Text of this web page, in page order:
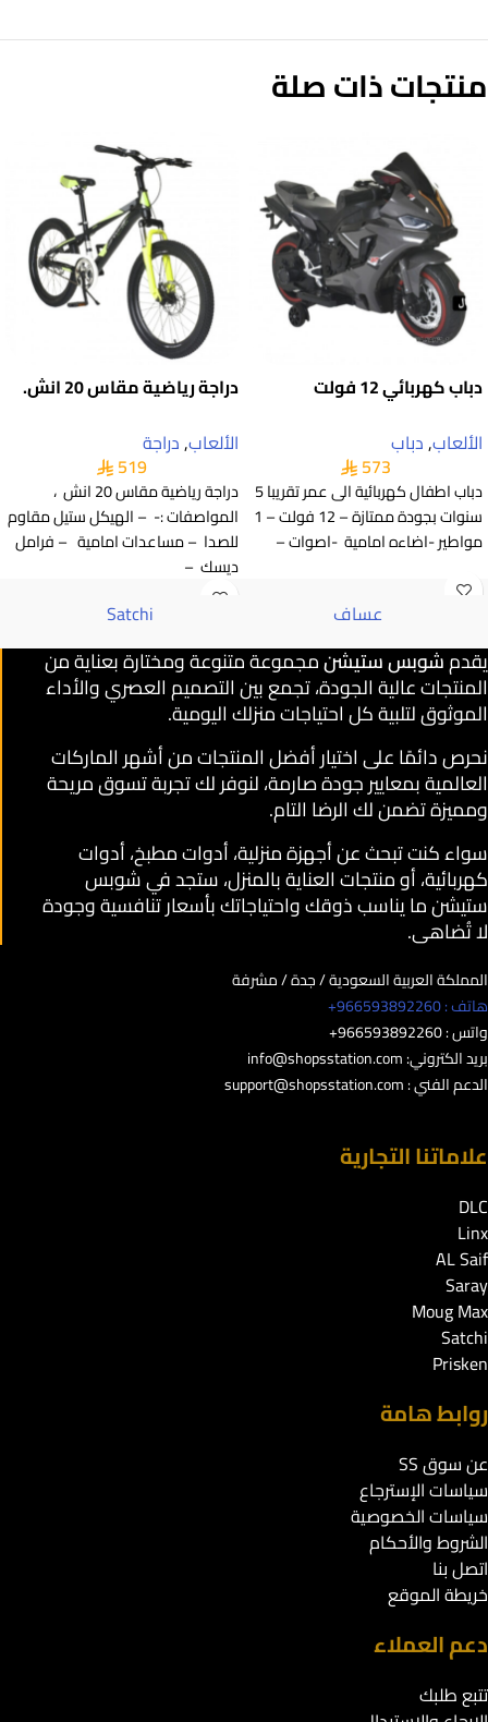
منتجات ذات صلة
دباب كهربائي 12 فولت
الألعاب,دباب
573
دباب اطفال كهربائية الى عمر تقريبا 5
سنوات بجودة ممتازة – 12 فولت – 1
مواطير -اضاءه امامية -اصوات –
دراجة رياضية مقاس 20 انش.
الألعاب,دراجة
519
دراجة رياضية مقاس 20 انش ،
المواصفات :- – الهيكل ستيل مقاوم
للصدا – مساعدات امامية – فرامل
ديسك –
عساف Satchi
يقدمشوبس ستيشنمجموعة متنوعة ومختارة بعناية من
المنتجات عالية الجودة، تجمع بين التصميم العصري والأداء
الموثوق لتلبية كل احتياجات منزلك اليومية.
نحرص دائمًا على اختيار أفضل المنتجات من أشهر الماركات
العالمية بمعايير جودة صارمة، لنوفر لك تجربة تسوق مريحة
ومميزة تضمن لك الرضا التام.
سواء كنت تبحث عن أجهزة منزلية، أدوات مطبخ، أدوات
كهربائية، أو منتجات العناية بالمنزل، ستجد في شوبس
ستيشن ما يناسب ذوقك واحتياجاتك بأسعار تنافسية وجودة
لا تُضاهى.
المملكة العربية السعودية / جدة / مشرفة
هاتف : 966593892260+
واتس : 966593892260+
بريد الكتروني:info@shopsstation.com
الدعم الفني :support@shopsstation.com
علاماتنا التجارية
DLC
Linx
AL Saif
Saray
Moug Max
Satchi
Prisken
روابط هامة
عن سوق SS
سياسات الإسترجاع
سياسات الخصوصية
الشروط والأحكام
اتصل بنا
خريطة الموقع
دعم العملاء
تتبع طلبك